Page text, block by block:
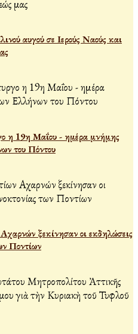
αυγού σε Ιερούς Ναούς και
η 19η Μαΐου - ημέρα μνήμης
του Πόντου
ξεκίνησαν οι εκδηλώσεις
Ποντίων